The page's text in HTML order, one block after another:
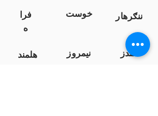
فرا
ه
خوست ننګرهار
هلمند نیمروز
کندز